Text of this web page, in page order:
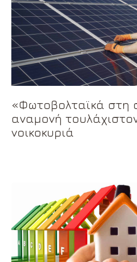
«Φωτοβολταϊκά στη
αναμονή
νοικοκυριά